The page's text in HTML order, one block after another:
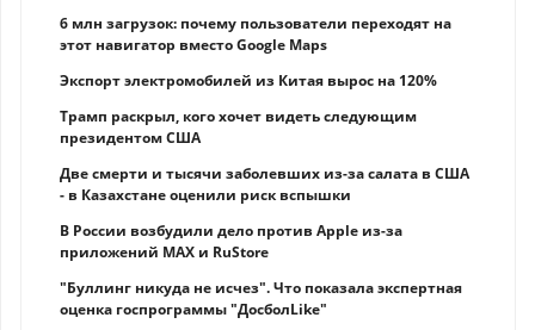
6 млн загрузок: почему пользователи переходят на
этот навигатор вместо Google Maps
Экспорт электромобилей из Китая вырос на 120%
Трамп раскрыл, кого хочет видеть следующим
президентом США
Две смерти и тысячи заболевших из-за салата в США
- в Казахстане оценили риск вспышки
В России возбудили дело против Apple из-за
приложений MAX и RuStore
"Буллинг никуда не исчез". Что показала экспертная
оценка госпрограммы "ДосболLike"